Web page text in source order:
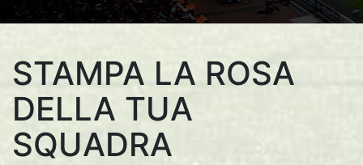
STAMPA LA ROSA
DELLA TUA
SQUADRA